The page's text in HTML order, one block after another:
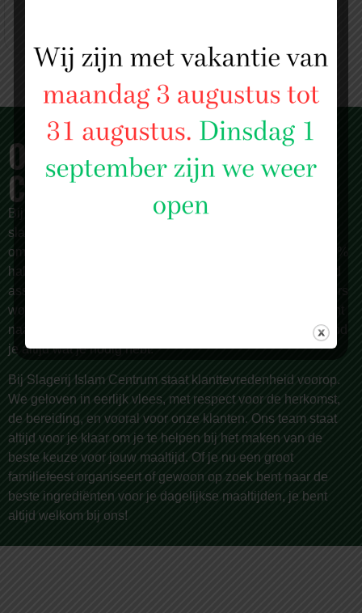
OVER SLAGERIJ ISLAM
CENTRUM
Bij Slagerij Islam Centrumzijn we meer dan alleen een
slagerij. Al sinds 1987 zijn we een begrip in Rotterdam en
omstreken, bekend om onze zorgvuldige selectie van 100%
halal vlees van de hoogste kwaliteit. Wij bieden een breed
assortiment, met meer dan 150 producten die dagelijks vers
worden bereid door onze vakslagers. Of je nu op zoek bent
naar lamsvlees, rundvlees, kip, of geitenvlees – bij ons vind
je altijd wat je nodig hebt.
Bij Slagerij Islam Centrum staat klanttevredenheid voorop.
We geloven in eerlijk vlees, met respect voor de herkomst,
de bereiding, en vooral voor onze klanten. Ons team staat
altijd voor je klaar om je te helpen bij het maken van de
beste keuze voor jouw maaltijd. Of je nu een groot
familiefeest organiseert of gewoon op zoek bent naar de
beste ingrediënten voor je dagelijkse maaltijden, je bent
altijd welkom bij ons!